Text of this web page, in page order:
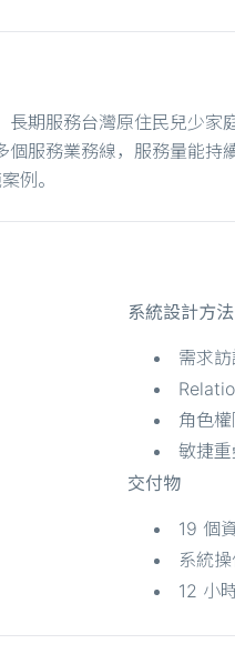
長期服務台灣原住民兒少
服務業務線，服務量能
例。
系統設計方法
需求
角色
敏捷重
交付物
19 個
系統
12 小